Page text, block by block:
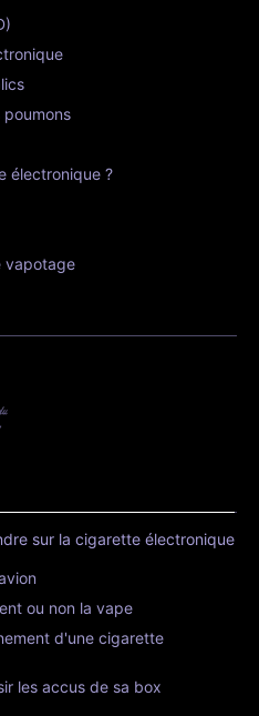
électronique ?
vapotage
sur la cigarette électronique
ou non la vape
d'une cigarette
les accus de sa box